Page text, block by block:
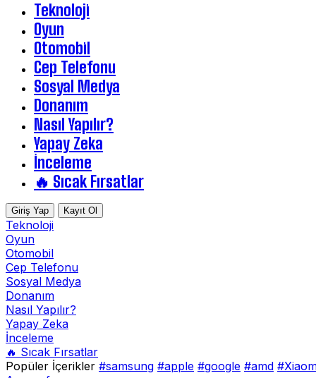
Teknoloji
Oyun
Otomobil
Cep Telefonu
Sosyal Medya
Donanım
Nasıl Yapılır?
Yapay Zeka
İnceleme
🔥 Sıcak Fırsatlar
Giriş Yap Kayıt Ol
Teknoloji
Oyun
Otomobil
Cep Telefonu
Sosyal Medya
Donanım
Nasıl Yapılır?
Yapay Zeka
İnceleme
🔥 Sıcak Fırsatlar
Popüler İçerikler #samsung #apple #google #amd